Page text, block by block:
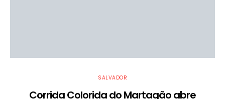
SALVADOR
Corrida Colorida do Martagão abre